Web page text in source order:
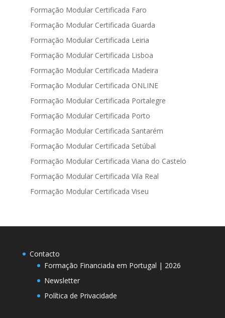
Formação Modular Certificada Faro
Formação Modular Certificada Guarda
Formação Modular Certificada Leiria
Formação Modular Certificada Lisboa
Formação Modular Certificada Madeira
Formação Modular Certificada ONLINE
Formação Modular Certificada Portalegre
Formação Modular Certificada Porto
Formação Modular Certificada Santarém
Formação Modular Certificada Setúbal
Formação Modular Certificada Viana do Castelo
Formação Modular Certificada Vila Real
Formação Modular Certificada Viseu
Contacto
Formação Financiada em Portugal | 2026
Newsletter
Política de Privacidade